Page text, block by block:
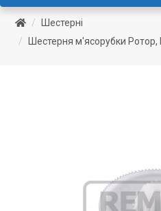
Шестерні
Шестерня м'ясорубки